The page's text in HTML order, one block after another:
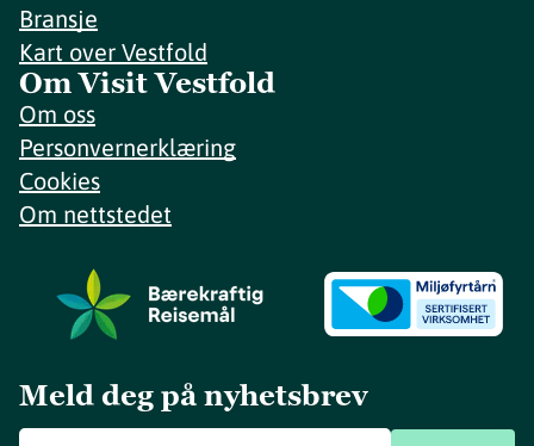
Bransje
Kart over Vestfold
Om Visit Vestfold
Om oss
Personvernerklæring
Cookies
Om nettstedet
Meld deg på nyhetsbrev